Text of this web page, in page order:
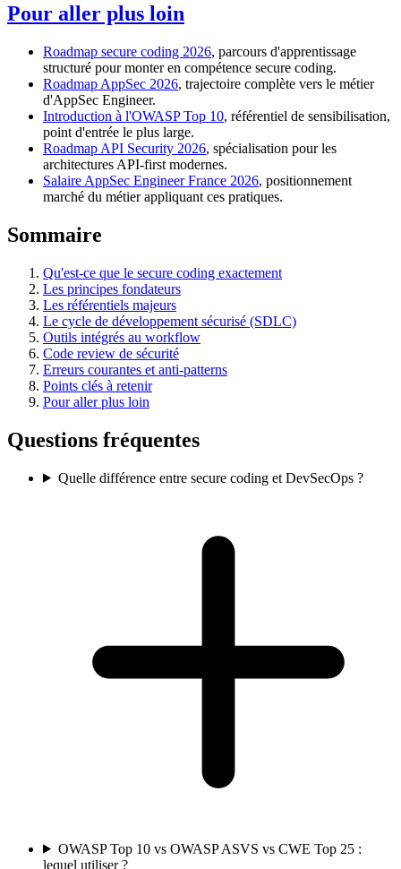
Pour aller plus loin
Roadmap secure coding 2026, parcours d'apprentissage
structuré pour monter en compétence secure coding.
Roadmap AppSec 2026, trajectoire complète vers le métier
d'AppSec Engineer.
Introduction à l'OWASP Top 10, référentiel de sensibilisation,
point d'entrée le plus large.
Roadmap API Security 2026, spécialisation pour les
architectures API-first modernes.
Salaire AppSec Engineer France 2026, positionnement
marché du métier appliquant ces pratiques.
Sommaire
Qu'est-ce que le secure coding exactement
Les principes fondateurs
Les référentiels majeurs
Le cycle de développement sécurisé (SDLC)
Outils intégrés au workflow
Code review de sécurité
Erreurs courantes et anti-patterns
Points clés à retenir
Pour aller plus loin
Questions fréquentes
Quelle différence entre secure coding et DevSecOps ?
OWASP Top 10 vs OWASP ASVS vs CWE Top 25 :
lequel utiliser ?